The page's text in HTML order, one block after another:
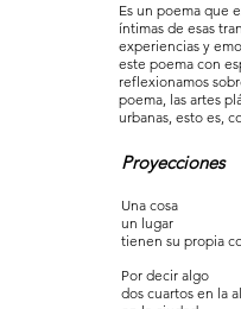
Es un poema que
íntimas de esas
experiencias y
este poema con
reflexionamos
poema, las artes
urbanas, esto es,
Proyecciones
Una cosa
un lugar
tienen su propia
Por decir algo
dos cuartos en la